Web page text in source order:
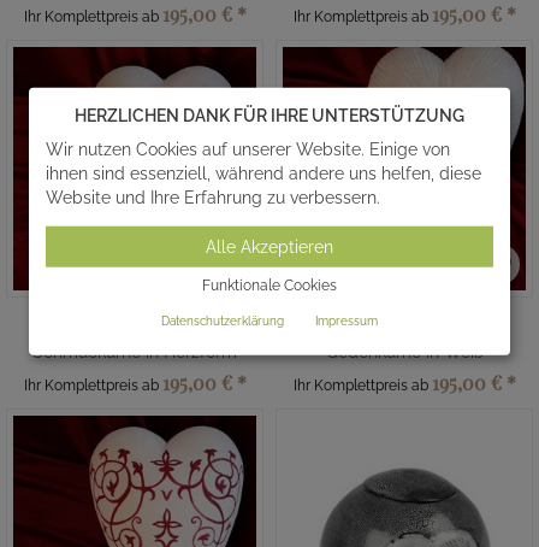
Ihr Komplettpreis ab 195,00 € * Ihr Komplettpreis ab 195,00 € *
PARANO
Schmuckurne in Herzform
Ihr Komplettpreis ab 195,00 € *
VENADI
Gedenkurne in Weiß
Ihr Komplettpreis ab 195,00 € *
HERZLICHEN DANK FÜR IHRE UNTERSTÜTZUNG
Wir nutzen Cookies auf unserer Website. Einige von
ihnen sind essenziell, während andere uns helfen, diese
Website und Ihre Erfahrung zu verbessern.
Alle Akzeptieren
Funktionale Cookies
Datenschutzerklärung Impressum